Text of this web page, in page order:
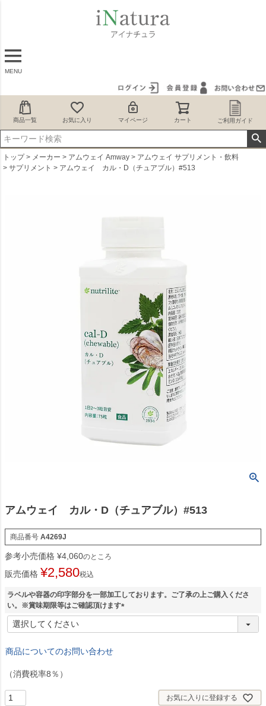
MENU
商品一覧 お気に入り マイページ カート ご利用ガイド
トップ メーカー アムウェイ Amway
アムウェイ サプリメント・飲料
サプリメント
アムウェイ カル・D（チュアブル）#513
アムウェイ カル・D（チュアブル）#513
商品番号 A4269J
参考小売価格 ¥4,060のところ
販売価格 ¥2,580税込
ラベルや容器の印字部分を一部加工しております。ご了承の上ご購入くださ
い。※賞味期限等はご確認頂けます
(
商品についてのお問い合わせ
（消費税率8％）
お気に入りに登録する